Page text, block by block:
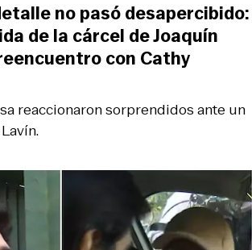
reaccionaron sorprendidos ante un
no pasó desapercibido:
de la cárcel de Joaquín
con Cathy